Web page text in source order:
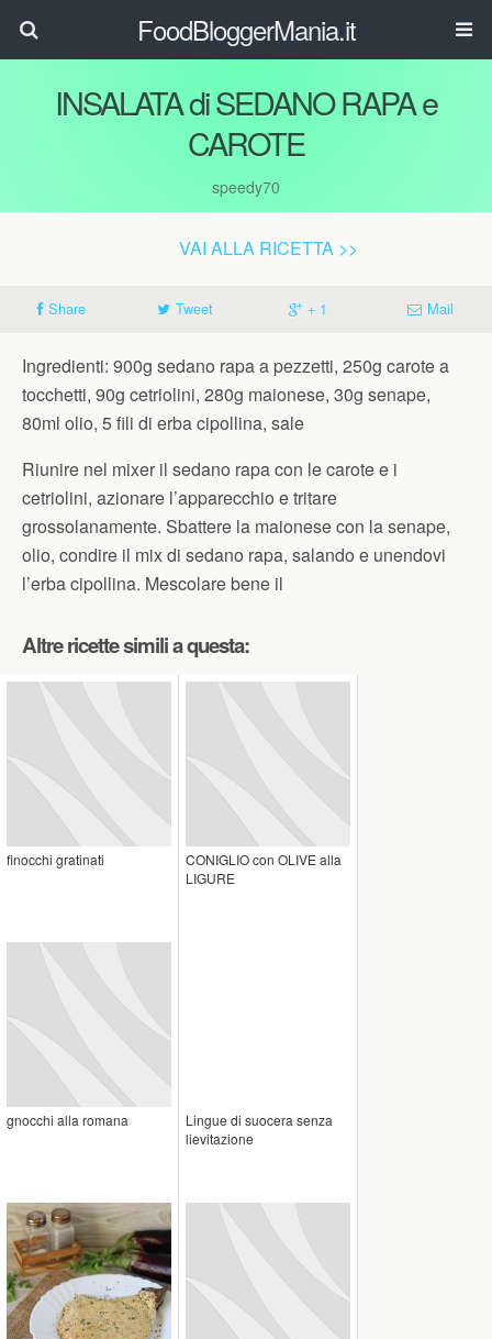
FoodBloggerMania.it
INSALATA di SEDANO RAPA e
CAROTE
speedy70
VAI ALLA RICETTA >>
Share Tweet + 1 Mail
Ingredienti: 900g sedano rapa a pezzetti, 250g carote a
tocchetti, 90g cetriolini, 280g maionese, 30g senape,
80ml olio, 5 fili di erba cipollina, sale
Riunire nel mixer il sedano rapa con le carote e i
cetriolini, azionare l’apparecchio e tritare
grossolanamente. Sbattere la maionese con la senape,
olio, condire il mix di sedano rapa, salando e unendovi
l’erba cipollina. Mescolare bene il
Altre ricette simili a questa:
finocchi gratinati
CONIGLIO con OLIVE alla
LIGURE
gnocchi alla romana
Lingue di suocera senza
lievitazione